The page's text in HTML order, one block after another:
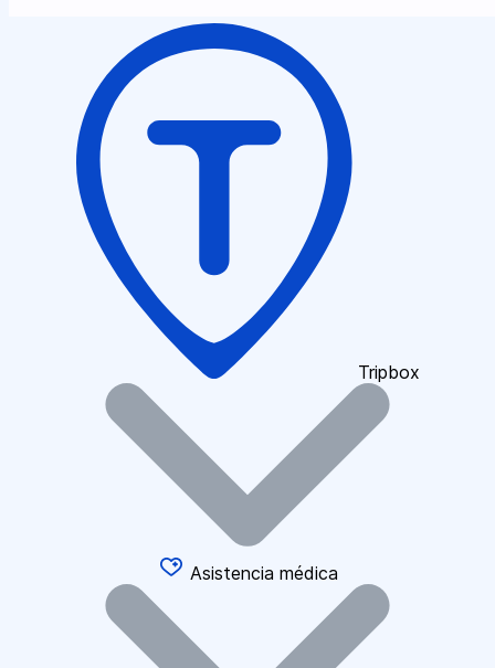
Tripbox
Asistencia médica